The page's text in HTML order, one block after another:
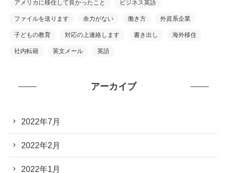
アメリカに移住して良かったこと ビジネス英語
ファイルを送ります 余力がない 働き方 外資系企業
子どもの教育 対応の上連絡します 書き出し 海外移住
社内転籍 英文メール 英語
アーカイブ
2022年7月
2022年2月
2022年1月